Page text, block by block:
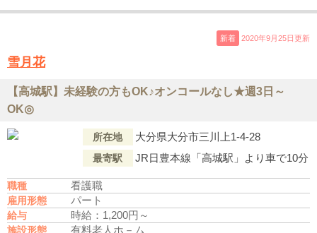
新着 2020年9月25日更新
雪月花
【高城駅】未経験の方もOK♪オンコールなし★週3日～
OK◎
所在地 大分県大分市三川上1-4-28
最寄駅 JR日豊本線「高城駅」より車で10分
職種 看護職
雇用形態 パート
給与 時給：1,200円～
施設形態 有料老人ホ－ム